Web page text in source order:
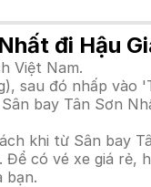
đi Hậu
Việt Nam.
sau đó nhấp vào
bay Tân Sơn
khi từ Sân bay
có vé xe giá rẻ,
bạn.